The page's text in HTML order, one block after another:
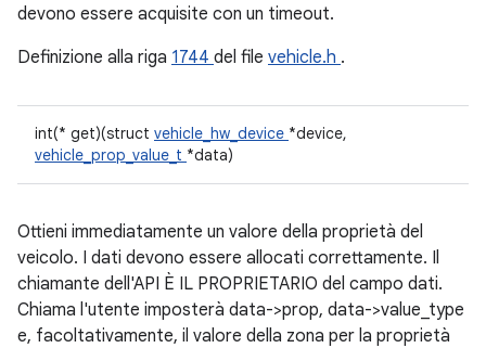
devono essere acquisite con un timeout.
Definizione alla riga 1744 del file vehicle.h .
int(* get)(struct vehicle_hw_device *device,
vehicle_prop_value_t *data)
Ottieni immediatamente un valore della proprietà del
veicolo. I dati devono essere allocati correttamente. Il
chiamante dell'API È IL PROPRIETARIO del campo dati.
Chiama l'utente imposterà data->prop, data->value_type
e, facoltativamente, il valore della zona per la proprietà